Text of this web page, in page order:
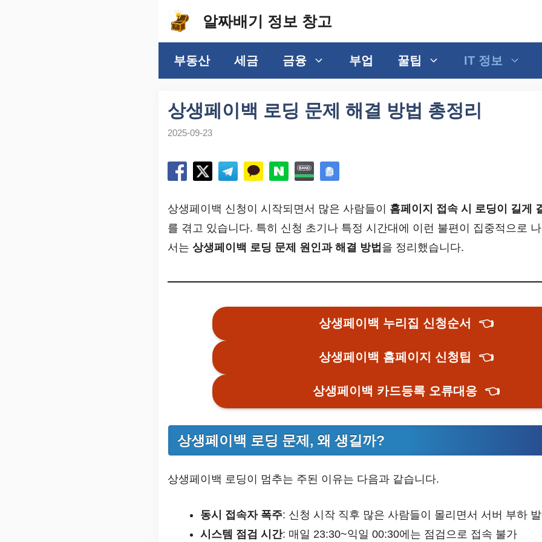
알짜배기 정보 창고
부동산 세금 금융 부업 꿀팁 IT 정보
상생페이백 로딩 문제 해결 방법 총정리
2025-09-23
상생페이백 신청이 시작되면서 많은 사람들이 홈페이지 접속 시 로딩이 길게
를 겪고 있습니다. 특히 신청 초기나 특정 시간대에 이런 불편이 집중적으로
서는 상생페이백 로딩 문제 원인과 해결 방법 을 정리했습니다.
상생페이백 누리집 신청순서 👈
상생페이백 홈페이지 신청팁 👈
상생페이백 카드등록 오류대응 👈
상생페이백 로딩 문제, 왜 생길까?
상생페이백 로딩이 멈추는 주된 이유는 다음과 같습니다.
동시 접속자 폭주: 신청 시작 직후 많은 사람들이 몰리면서 서버 부하
시스템 점검 시간: 매일 23:30~익일 00:30에는 점검으로 접속 불가